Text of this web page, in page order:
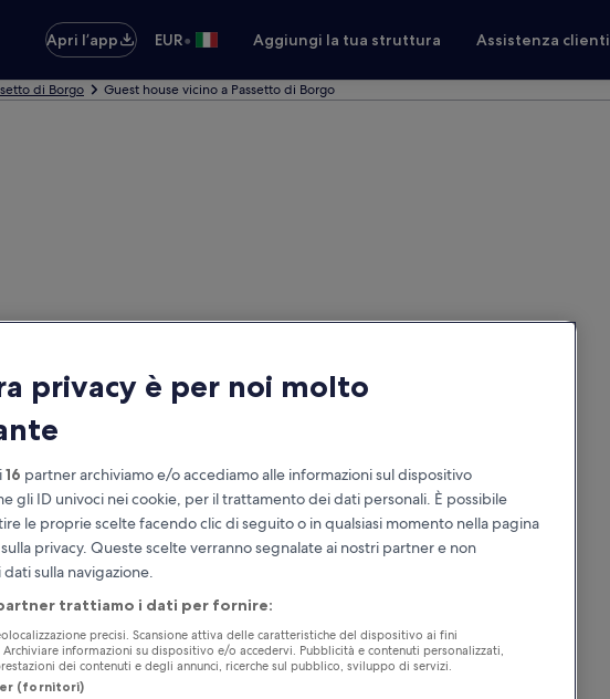
Apri l’app EUR• Aggiungi la tua struttura Assistenza clienti
di Borgo Guest house vicino a Passetto di Borgo
privacy è per noi molto
16 partner archiviamo e/o accediamo alle informazioni sul dispositivo
gli ID univoci nei cookie, per il trattamento dei dati personali. È possibile
le proprie scelte facendo clic di seguito o in qualsiasi momento nella pagina
privacy. Queste scelte verranno segnalate ai nostri partner e non
sulla navigazione.
trattiamo i dati per fornire:
precisi. Scansione attiva delle caratteristiche del dispositivo ai fini
Archiviare informazioni su dispositivo e/o accedervi. Pubblicità e contenuti personalizzati,
dei contenuti e degli annunci, ricerche sul pubblico, sviluppo di servizi.
(fornitori)